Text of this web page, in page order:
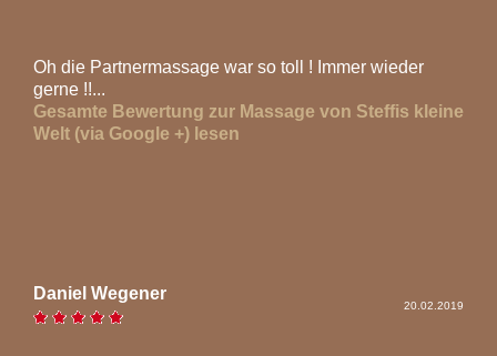
Oh die Partnermassage war so toll ! Immer wieder
gerne !!...
Gesamte Bewertung zur Massage von Steffis kleine
Welt (via Google +) lesen
Daniel Wegener
20.02.2019